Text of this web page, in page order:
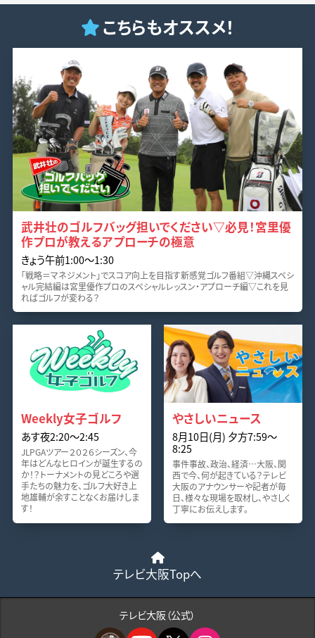
こちらもオススメ！
武井壮のゴルフバッグ担いでください▽必見！宮里優
作プロが教えるアプローチの極意
きょう午前1:00〜1:30
「戦略＝マネジメント」でスコア向上を目指す新感覚ゴルフ番組▽沖縄スペシ
ャル完結編は宮里優作プロのスペシャルレッスン・アプローチ編▽これを見
ればゴルフが変わる？
Weekly女子ゴルフ
あす夜2:20〜2:45
JLPGAツアー２０２６シーズン、今
年はどんなヒロインが誕生するの
か！？トーナメントの見どころや選
手たちの魅力を、ゴルフ大好き上
地雄輔が余すことなくお届けしま
す！
やさしいニュース
8月10日(月) 夕方7:59〜
8:25
事件事故、政治、経済…大阪、関
西で今、何が起きている？テレビ
大阪のアナウンサーや記者が毎
日、様々な現場を取材し、やさしく
丁寧にお伝えします。
テレビ大阪Topへ
テレビ大阪（公式）